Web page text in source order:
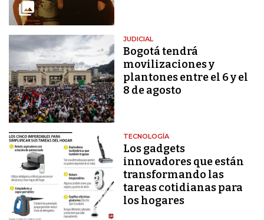
JUDICIAL
Bogotá tendrá
movilizaciones y
plantones entre el 6 y el
8 de agosto
TECNOLOGÍA
Los gadgets
innovadores que están
transformando las
tareas cotidianas para
los hogares